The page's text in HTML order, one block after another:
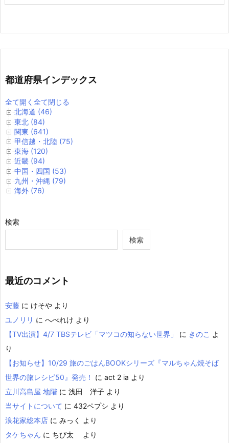
都道府県インデックス
全て開く 全て閉じる
北海道 (46)
東北 (84)
関東 (641)
甲信越・北陸 (75)
東海 (120)
近畿 (94)
中国・四国 (53)
九州・沖縄 (79)
海外 (76)
検索
検索
最近のコメント
安藤 に けそや より
ユノリリ に へべれけ より
【TV出演】4/7 TBSテレビ「マツコの知らない世界」
に きのこ よ
り
【お知らせ】10/29 旅のごはんBOOKシリーズ『マルちゃん焼そば
世界の旅レシピ50』発売！
に act 2 ia より
立川高島屋 地階 に 浅田 洋子 より
当サイトについて に 432ペプシ より
浪花家総本店 に みっく
より
タケちゃん に ちび太 より